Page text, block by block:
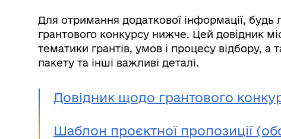
Для отримання додаткової інформації,
грантового конкурсу нижче. Цей довідник
тематики грантів, умов і процесу відбору,
пакету та інші важливі деталі.
Довідник щодо грантового
Шаблон проєктної пропозиції